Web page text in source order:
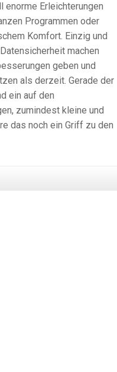
Erleichterungen
Programmen oder
Komfort. Einzig und
machen
geben und
als derzeit. Gerade der
ein auf den
zumindest kleine und
das noch ein Griff zu den